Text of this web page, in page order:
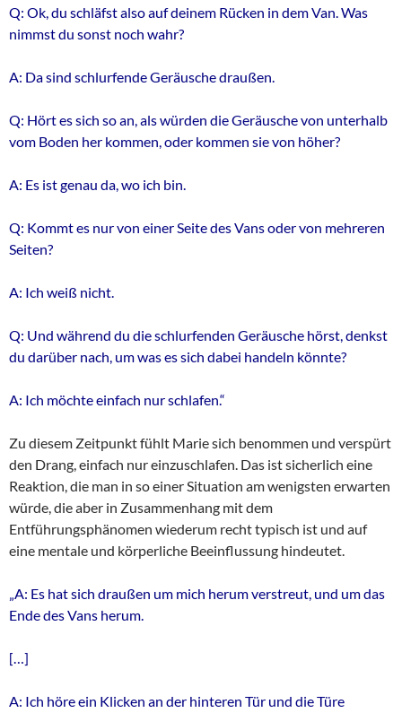
Q: Ok, du schläfst also auf deinem Rücken in dem Van. Was
nimmst du sonst noch wahr?
A: Da sind schlurfende Geräusche draußen.
Q: Hört es sich so an, als würden die Geräusche von unterhalb
vom Boden her kommen, oder kommen sie von höher?
A: Es ist genau da, wo ich bin.
Q: Kommt es nur von einer Seite des Vans oder von mehreren
Seiten?
A: Ich weiß nicht.
Q: Und während du die schlurfenden Geräusche hörst, denkst
du darüber nach, um was es sich dabei handeln könnte?
A: Ich möchte einfach nur schlafen.“
Zu diesem Zeitpunkt fühlt Marie sich benommen und verspürt
den Drang, einfach nur einzuschlafen. Das ist sicherlich eine
Reaktion, die man in so einer Situation am wenigsten erwarten
würde, die aber in Zusammenhang mit dem
Entführungsphänomen wiederum recht typisch ist und auf
eine mentale und körperliche Beeinflussung hindeutet.
„A: Es hat sich draußen um mich herum verstreut, und um das
Ende des Vans herum.
[…]
A: Ich höre ein Klicken an der hinteren Tür und die Türe